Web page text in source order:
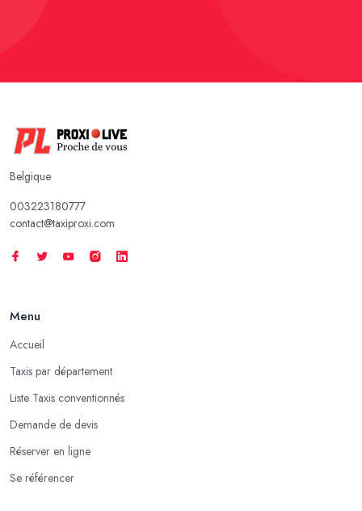
Belgique
003223180777
contact@taxiproxi.com
Menu
Accueil
Taxis par département
Liste Taxis conventionnés
Demande de devis
Réserver en ligne
Se référencer